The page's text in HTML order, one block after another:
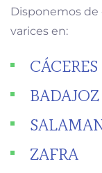
Disponemos
varices en:
CÁCERES
BADAJOZ
ZAFRA